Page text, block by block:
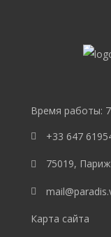
Время работы:
+33 647
75019,
Карта сайта